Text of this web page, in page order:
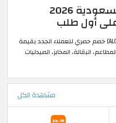
كود خصم طلبات السعودية 2026
أول طلب
يوفر كود خصم طلبات 2026 (ALC30) خصم حصري للعملاء الجدد بقيمة
البقالة، المخابز، الصيدليات
مشاهدة الكل